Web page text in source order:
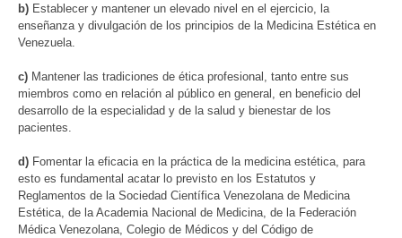
b) Establecer y mantener un elevado nivel en el ejercicio, la
enseñanza y divulgación de los principios de la Medicina Estética en
Venezuela.
c) Mantener las tradiciones de ética profesional, tanto entre sus
miembros como en relación al público en general, en beneficio del
desarrollo de la especialidad y de la salud y bienestar de los
pacientes.
d) Fomentar la eficacia en la práctica de la medicina estética, para
esto es fundamental acatar lo previsto en los Estatutos y
Reglamentos de la Sociedad Científica Venezolana de Medicina
Estética, de la Academia Nacional de Medicina, de la Federación
Médica Venezolana, Colegio de Médicos y del Código de